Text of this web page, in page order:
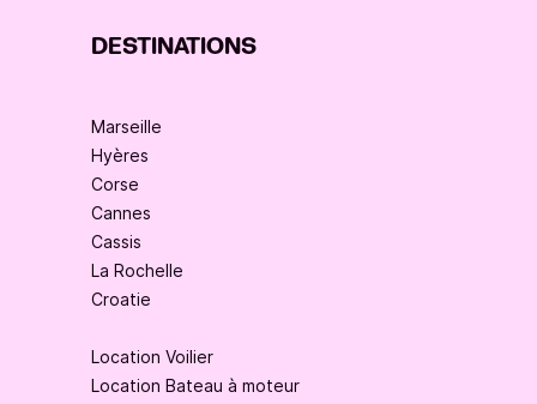
DESTINATIONS
Marseille
Hyères
Corse
Cannes
Cassis
La Rochelle
Croatie
Location Voilier
Location Bateau à moteur